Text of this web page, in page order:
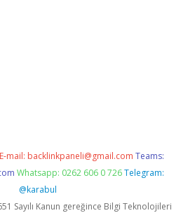
E-mail: backlinkpaneli@gmail.com Teams:
Whatsapp: 0262 606 0 726 Telegram:
@karabul
Sayılı Kanun gereğince Bilgi Teknolojileri